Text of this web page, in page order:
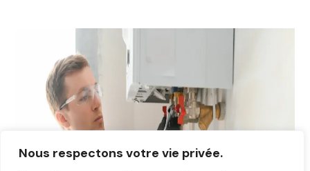
Nous respectons votre vie privée.